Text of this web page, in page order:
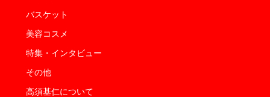
バスケット
美容コスメ
特集・インタビュー
その他
高須基仁について